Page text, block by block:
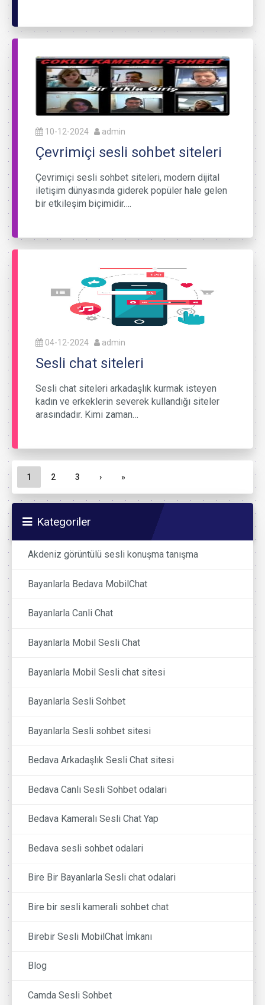
10-12-2024 admin
Çevrimiçi sesli sohbet siteleri
Çevrimiçi sesli sohbet siteleri, modern dijital
iletişim dünyasında giderek popüler hale gelen
bir etkileşim biçimidir….
04-12-2024 admin
Sesli chat siteleri
Sesli chat siteleri arkadaşlık kurmak isteyen
kadın ve erkeklerin severek kullandığı siteler
arasındadır. Kimi zaman…
Sayfa gezinme
Geçerli Sayfa
1 Sayfa
2 Sayfa
3 › »
Kategoriler
Akdeniz görüntülü sesli konuşma tanışma
Bayanlarla Bedava MobilChat
Bayanlarla Canli Chat
Bayanlarla Mobil Sesli Chat
Bayanlarla Mobil Sesli chat sitesi
Bayanlarla Sesli Sohbet
Bayanlarla Sesli sohbet sitesi
Bedava Arkadaşlık Sesli Chat sitesi
Bedava Canlı Sesli Sohbet odalari
Bedava Kameralı Sesli Chat Yap
Bedava sesli sohbet odalari
Bire Bir Bayanlarla Sesli chat odalari
Bire bir sesli kamerali sohbet chat
Birebir Sesli MobilChat İmkanı
Blog
Camda Sesli Sohbet